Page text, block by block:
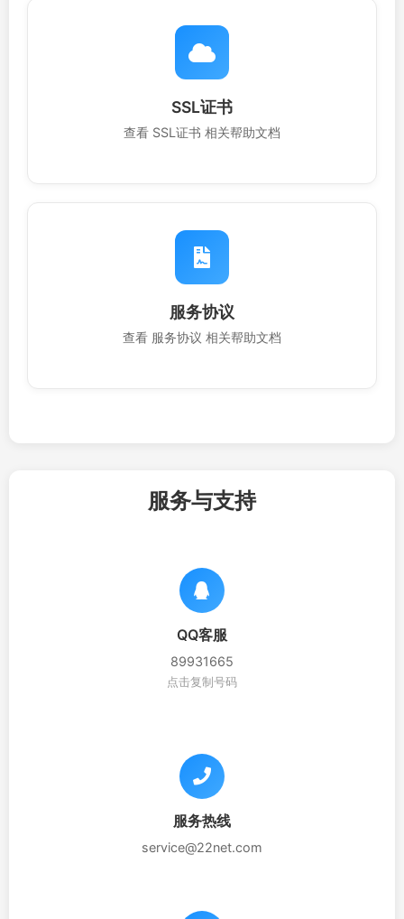
SSL证书
查看 SSL证书 相关帮助文档
服务协议
查看 服务协议 相关帮助文档
服务与支持
QQ客服
89931665
点击复制号码
服务热线
service@22net.com